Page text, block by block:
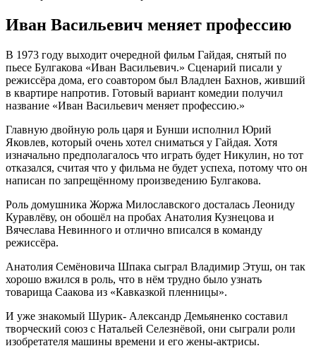
Иван Васильевич меняет профессию
В 1973 году выходит очередной фильм Гайдая, снятый по
пьесе Булгакова «Иван Васильевич.» Сценарий писали у
режиссёра дома, его соавтором был Владлен Бахнов, живший
в квартире напротив. Готовый вариант комедии получил
название «Иван Васильевич меняет профессию.»
Главную двойную роль царя и Бунши исполнил Юрий
Яковлев, который очень хотел сниматься у Гайдая. Хотя
изначально предполагалось что играть будет Никулин, но тот
отказался, считая что у фильма не будет успеха, потому что он
написан по запрещённому произведению Булгакова.
Роль домушника Жоржа Милославского досталась Леониду
Куравлёву, он обошёл на пробах Анатолия Кузнецова и
Вячеслава Невинного и отлично вписался в команду
режиссёра.
Анатолия Семёновича Шпака сыграл Владимир Этуш, он так
хорошо вжился в роль, что в нём трудно было узнать
товарища Саакова из «Кавказкой пленницы».
И уже знакомый Шурик- Александр Демьяненко составил
творческий союз с Натальей Селезнёвой, они сыграли роли
изобретателя машины времени и его жены-актрисы.